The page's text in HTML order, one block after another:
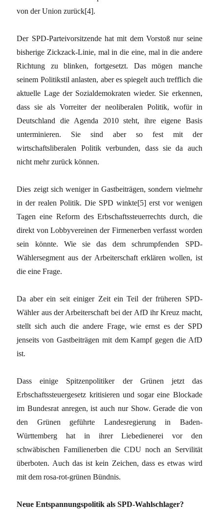
von der Union zurück[4].
Der SPD-Parteivorsitzende hat mit dem Vorstoß nur seine
bisherige Zickzack-Linie, mal in die eine, mal in die andere
Richtung zu blinken, fortgesetzt. Das mögen manche
seinem Politikstil anlasten, aber es spiegelt auch trefflich die
aktuelle Lage der Sozialdemokraten wieder. Sie erkennen,
dass sie als Vorreiter der neoliberalen Politik, wofür in
Deutschland die Agenda 2010 steht, ihre eigene Basis
unterminieren. Sie sind aber so fest mit der
wirtschaftsliberalen Politik verbunden, dass sie da auch
nicht mehr zurück können.
Dies zeigt sich weniger in Gastbeiträgen, sondern vielmehr
in der realen Politik. Die SPD winkte[5]erst vor wenigen
Tagen eine Reform des Erbschaftssteuerrechts durch, die
direkt von Lobbyvereinen der Firmenerben verfasst worden
sein könnte. Wie sie das dem schrumpfenden SPD-
Wählersegment aus der Arbeiterschaft erklären wollen, ist
die eine Frage.
Da aber ein seit einiger Zeit ein Teil der früheren SPD-
Wähler aus der Arbeiterschaft bei der AfD ihr Kreuz macht,
stellt sich auch die andere Frage, wie ernst es der SPD
jenseits von Gastbeiträgen mit dem Kampf gegen die AfD
ist.
Dass einige Spitzenpolitiker der Grünen jetzt das
Erbschaftssteuergesetz kritisieren und sogar eine Blockade
im Bundesrat anregen, ist auch nur Show. Gerade die von
den Grünen geführte Landesregierung in Baden-
Württemberg hat in ihrer Liebedienerei vor den
schwäbischen Familienerben die CDU noch an Servilität
überboten. Auch das ist kein Zeichen, dass es etwas wird
mit dem rosa-rot-grünen Bündnis.
Neue Entspannungspolitik als SPD-Wahlschlager?